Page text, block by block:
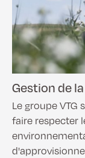
Gestion de
Le groupe VTG
faire respecter